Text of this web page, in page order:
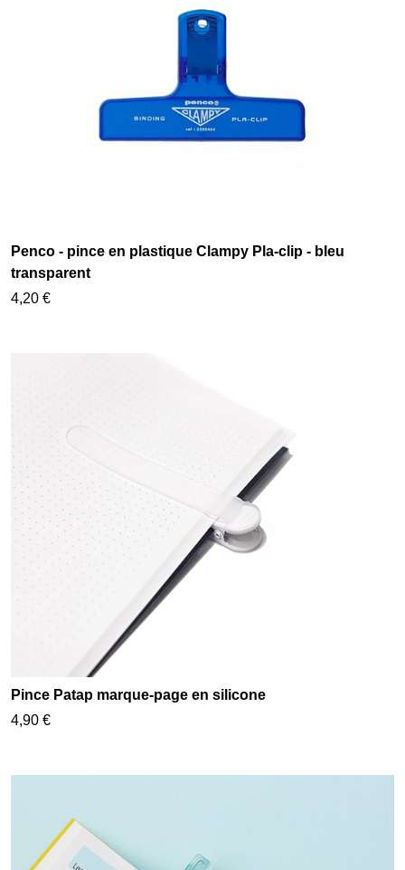
Penco - pince en plastique Clampy Pla-clip - bleu
transparent
4,20 €
Pince Patap marque-page en silicone
4,90 €